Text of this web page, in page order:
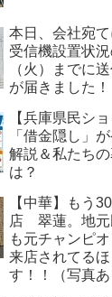
本日、会社宛
受信機設置状
（火）までに
が届きました！
【兵庫県民シ
「借金隠し」
解説＆私たち
は？
【中華】もう
店 翠蓮。地元
も元チャンピ
来店されてる
す！！（写真あ